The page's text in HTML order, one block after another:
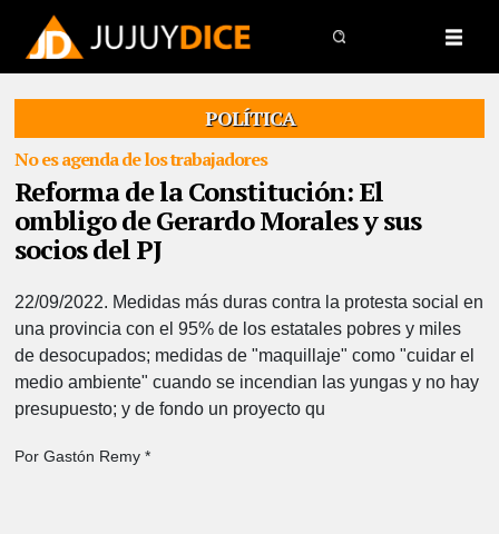
POLÍTICA
No es agenda de los trabajadores
Reforma de la Constitución: El
ombligo de Gerardo Morales y sus
socios del PJ
22/09/2022. Medidas más duras contra la protesta social en
una provincia con el 95% de los estatales pobres y miles
de desocupados; medidas de "maquillaje" como "cuidar el
medio ambiente" cuando se incendian las yungas y no hay
presupuesto; y de fondo un proyecto qu
Por Gastón Remy *